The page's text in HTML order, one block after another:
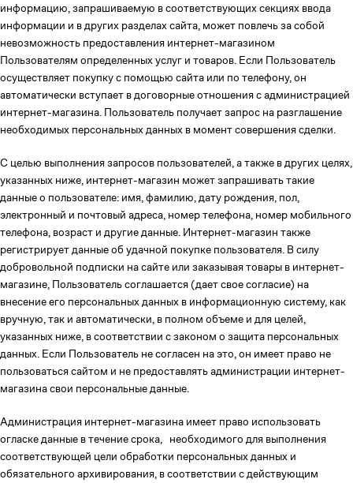
информацию, запрашиваемую в соответствующих секциях ввода
информации и в других разделах сайта, может повлечь за собой
невозможность предоставления интернет-магазином
Пользователям определенных услуг и товаров. Если Пользователь
осуществляет покупку с помощью сайта или по телефону, он
автоматически вступает в договорные отношения с администрацией
интернет-магазина. Пользователь получает запрос на разглашение
необходимых персональных данных в момент совершения сделки.
С целью выполнения запросов пользователей, а также в других целях,
указанных ниже, интернет-магазин может запрашивать такие
данные о пользователе: имя, фамилию, дату рождения, пол,
электронный и почтовый адреса, номер телефона, номер мобильного
телефона, возраст и другие данные. Интернет-магазин также
регистрирует данные об удачной покупке пользователя. В силу
добровольной подписки на сайте или заказывая товары в интернет-
магазине, Пользователь соглашается (дает свое согласие) на
внесение его персональных данных в информационную систему, как
вручную, так и автоматически, в полном объеме и для целей,
указанных ниже, в соответствии с законом о защита персональных
данных. Если Пользователь не согласен на это, он имеет право не
пользоваться сайтом и не предоставлять администрации интернет-
магазина свои персональные данные.
Администрация интернет-магазина имеет право использовать
огласке данные в течение срока, необходимого для выполнения
соответствующей цели обработки персональных данных и
обязательного архивирования, в соответствии с действующим